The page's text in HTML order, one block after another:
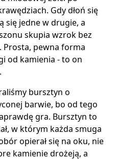
Gdy dłoń się
się jedne w drugie, a
skupia wzrok bez
pewna forma
od kamienia - to on
bursztyn o
barwie, bo od tego
gra. Bursztyn to
w którym każda smuga
opierał się na oku, nie
kamienie drożeją, a